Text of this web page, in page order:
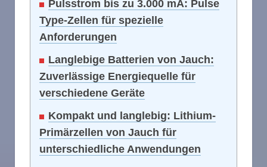
Pulsstrom bis zu 3.000 mA: Pulse
Type-Zellen für spezielle
Anforderungen
Langlebige Batterien von Jauch:
Zuverlässige Energiequelle für
verschiedene Geräte
Kompakt und langlebig: Lithium-
Primärzellen von Jauch für
unterschiedliche Anwendungen